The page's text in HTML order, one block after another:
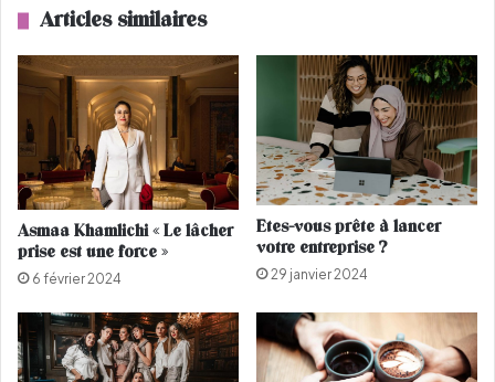
n
c
b
a
t
c
o
n
r
e
l
d
d
a
n
c
e
o
d
e
Articles similaires
Asmaa Khamlichi « Le lâcher
prise est une force »
6 février 2024
Etes-vous prête à lancer
votre entreprise ?
29 janvier 2024